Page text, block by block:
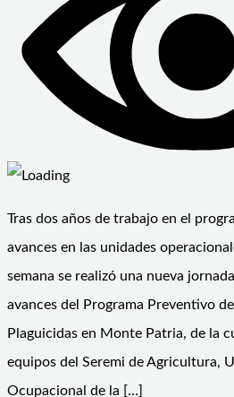
Tras dos años de trabajo en el
avances en las unidades
semana se realizó una nueva
avances del Programa Preventivo
Plaguicidas en Monte Patria, de la
equipos del Seremi de Agricultura,
Ocupacional de la […]